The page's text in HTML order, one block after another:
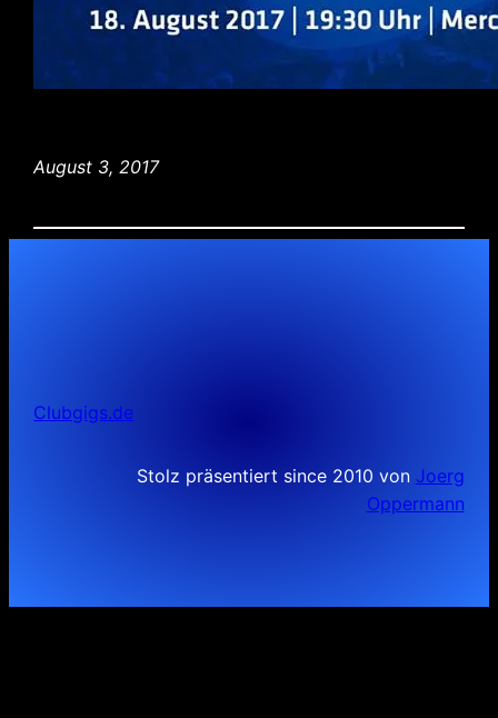
August 3, 2017
Clubgigs.de
Stolz präsentiert since 2010 von Joerg
Oppermann